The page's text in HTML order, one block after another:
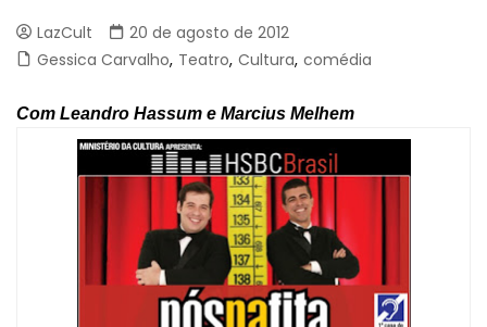
LazCult
20 de agosto de 2012
Gessica Carvalho, Teatro, Cultura, comédia
Com Leandro Hassum e Marcius Melhem